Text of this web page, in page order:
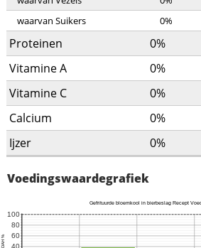
waarvan Suikers
0%
Proteinen 0%
Vitamine A
0%
Vitamine C
0%
Calcium
0%
Ijzer
0%
Voedingswaardegrafiek